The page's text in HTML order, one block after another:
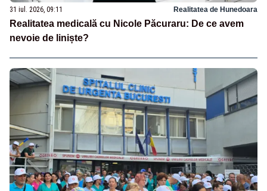
31 iul. 2026, 09:11 Realitatea de Hunedoara
Realitatea medicală cu Nicole Păcuraru: De ce avem
nevoie de liniște?